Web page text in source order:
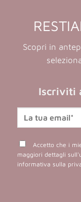
Scopri in
Iscriviti
Accetto che i
maggiori dettagli
informativa sulla